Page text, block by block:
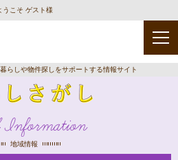
うこそ ゲスト様
らしや物件探しをサポートする情報サイト
Information
地域情報